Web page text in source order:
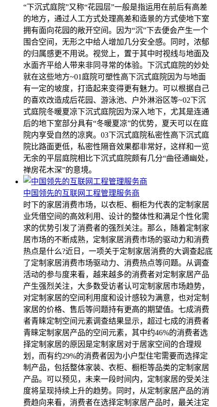
“下沉式庭院”又称“花园层”一般是指运用在前后有高差
的地方，通过人工方式处理高差和造景的方式使地下室
拥有面向花园的敞开空间。因为“沉”下去便会产生一个
围合空间，无形之中给人增加几分安全感。同时，浓郁
的归属感更不用说。视觉上，置于其中时视线与地面及
水面齐平给人带来非同寻常的体验。下沉式庭院的妙处
就在这些地方~01庭院可塑性高下沉式庭院因为与地面
有一定的坡度，打造起来变得更有魅力。可以根据自己
的喜欢改造成后花园、游泳池、户外淋浴区等~02下沉
式庭院冬暖夏凉下沉式庭院因为深入地下，尤其是连通
后的地下室部分具有“冬暖夏凉”的优势，夏天可以在庭
院内享受自然的凉爽。03下沉式庭院私密性高下沉式庭
院比路面更低，私密性隔音效果都非常好，这样和一览
无余的平层庭院相比下沉式庭院颇有几分“曲径通幽处，
禅房花木深”的意境。
中国领先的互联网工程管理服务商
时下的家居消费市场，以衣柜、橱柜为代表的定制家居
业凭借空间的高效利用、设计的整体性和满足个性化需
求的优势引发了消费者的强烈关注。那么，随着定制家
居市场的不断成熟，定制家居消费市场的驱动力和消费
热点是什么?近日，一项关于定制家居消费的大调查起底
了定制家居消费市场驱动力、消费热点等问题。从调查
活动的参与度来看，越来越多的消费者对定制家居产品
产生强烈关注，大多数受访者认可定制家居市场趋势，
对定制家居的空间利用度和设计感较为满意，也对定制
家居的价格、售后等问题持有更高的期望值。七成消费
者青睐定制空间元素调查结果显示，超过七成的消费者
青睐定制家居产品的空间元素，其中约46%的消费者选
择定制家居的原因是定制家居对于居家空间的合理规
划，而有约29%的消费者因为小户型住宅需要而选择定
制产品，包括整体家装、衣柜、橱柜等品类的定制家居
产品。可以预见，未来一段时间内，定制家居的受关注
度将呈现持续上升的趋势。同时，从定制家居产品的消
费趋向来看，消费者在选择定制家居产品时，最关注定